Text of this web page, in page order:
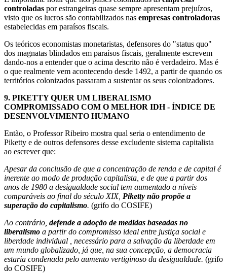
controladas por estrangeiras quase sempre apresentam prejuízos,
visto que os lucros são contabilizados nas empresas controladoras
estabelecidas em paraísos fiscais.
Os teóricos economistas monetaristas, defensores do "status quo"
dos magnatas blindados em paraísos fiscais, geralmente escrevem
dando-nos a entender que o acima descrito não é verdadeiro. Mas é
o que realmente vem acontecendo desde 1492, a partir de quando os
territórios colonizados passaram a sustentar os seus colonizadores.
9. PIKETTY QUER UM LIBERALISMO
COMPROMISSADO COM O MELHOR IDH - ÍNDICE DE
DESENVOLVIMENTO HUMANO
Então, o Professor Ribeiro mostra qual seria o entendimento de
Piketty e de outros defensores desse excludente sistema capitalista
ao escrever que:
Apesar da conclusão de que a concentração de renda e de capital é
inerente ao modo de produção capitalista, e de que a partir dos
anos de 1980 a desigualdade social tem aumentado a níveis
comparáveis ao final do século XIX, Piketty não propõe a
superação do capitalismo. (grifo do COSIFE)
Ao contrário, defende a adoção de medidas baseadas no
liberalismo a partir do compromisso ideal entre justiça social e
liberdade individual , necessário para a salvação da liberdade em
um mundo globalizado, já que, na sua concepção, a democracia
estaria condenada pelo aumento vertiginoso da desigualdade. (grifo
do COSIFE)